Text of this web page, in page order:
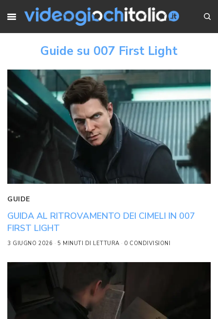
Guide su 007 First Light
GUIDE
GUIDA AL RITROVAMENTO DEI CIMELI IN 007
FIRST LIGHT
3 GIUGNO 2026 5 MINUTI DI LETTURA 0 CONDIVISIONI